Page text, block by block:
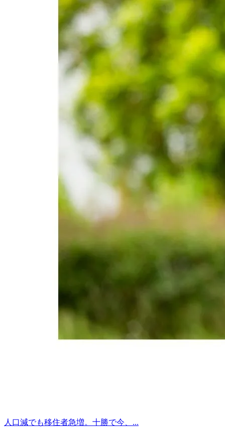
人口減でも移住者急増。十勝で今、...